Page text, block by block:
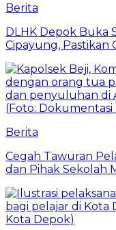
Berita
DLHK Depok Buka
Cipayung, Pastikan
Berita
Cegah Tawuran
dan Pihak Sekolah